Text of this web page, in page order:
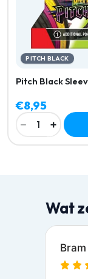
PITCH BLACK
Pitch Black
€8,95
− 1 +
Wat